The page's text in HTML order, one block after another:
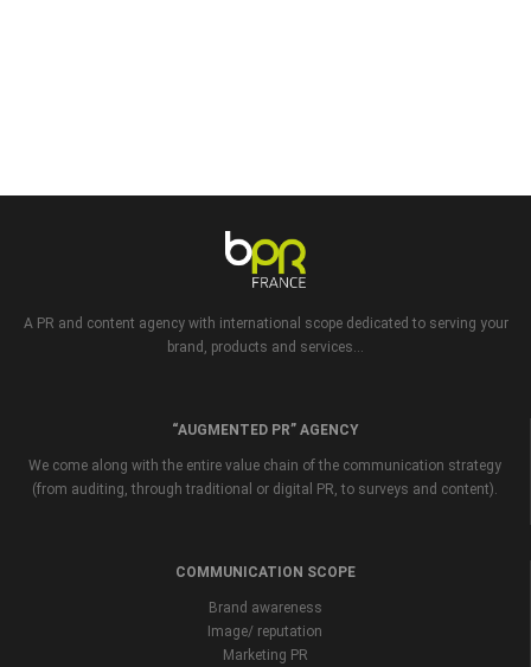
A PR and content agency with international scope dedicated to serving your
brand, products and services...
“AUGMENTED PR” AGENCY
We come along with the entire value chain of the communication strategy
(from auditing, through traditional or digital PR, to surveys and content).
COMMUNICATION SCOPE
Brand awareness
Image/ reputation
Marketing PR